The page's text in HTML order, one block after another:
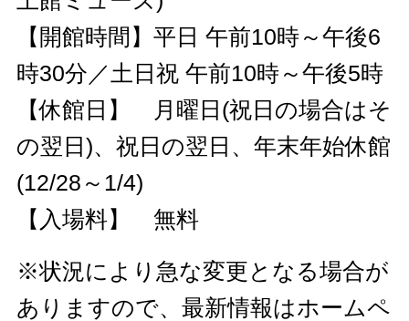
【開館時間】平日 午前10時～午後6
時30分／土日祝 午前10時～午後5時
【休館日】 月曜日(祝日の場合はそ
の翌日)、祝日の翌日、年末年始休館
(12/28～1/4)
【入場料】 無料
※状況により急な変更となる場合が
ありますので、最新情報はホームペ